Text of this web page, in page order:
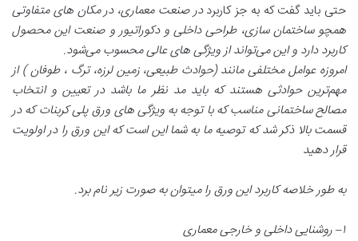
حتی باید گفت که به جز کاربرددر صنعت معماری، در مکان های متفاوتی
همچو ساختمان سازی، طراحی داخلی و دکوراتیور و صنعت این محصول
کاربرد دارد و این می‌تواند از ویژگی های عالی محسوب می‌شود.
امروزه عوامل مختلفی مانند (حوادث طبیعی، زمین لرزه، ترگ ، طوفان ) از
مهم‌ترین حوادثی هستند که باید مد نظر ما باشد در تعیین و انتخاب
مصالح ساختمانی مناسب که با توجه به ویژگی های ورق پلی کربنات که در
قسمت بالا ذکر شد که توصیه ما به شما این است که این ورق را در اولویت
قرار دهید
به طور خلاصه کاربرد این ورق را میتوان به صورت زیر نام برد.
۱–روشنایی داخلی و خارجی معماری